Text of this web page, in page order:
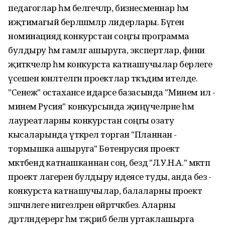
педагоглар һәм белгечләр, бизнесменнар һәм
иҗтимагый берләшмәләр лидерлары. Бүген
номинациядә конкурстан соңгы программа
булдыру һәм гамәлгә ашыруга, экспертлар, фәнни
җитәкчеләр һәм конкурста катнашучылар берлеге
үсешенә юнәлтелгән проектлар тәкъдим ителде.
"Сенеж" остаханәсе идарәсе базасында "Минем ил -
минем Русия" конкурсында җиңүчеләрне һәм
лауреатларны конкурстан соңгы озату
кысаларында үткәрелә торган "Планнан -
тормышка ашыруга" Бөтенрусия проект
мәктәбендә катнашканнан соң, бездә "Л.У.Н.А." мәктәп
проект лагерен булдыру идеясе туды, анда без -
конкурста катнашучылар, балаларны проект
эшчәнлеге нигезләренә өйрәтәчәкбез. Аларны
дәртләндерергә һәм тәҗрибә белән уртаклашырга